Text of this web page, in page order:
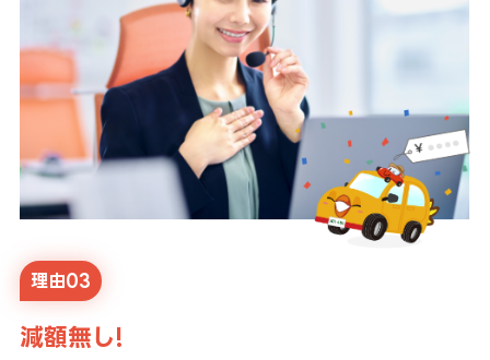
理由03
減額無し!